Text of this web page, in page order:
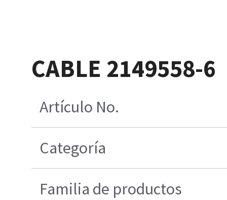
CABLE 2149558-6
Artículo No.
Categoría
Familia de productos